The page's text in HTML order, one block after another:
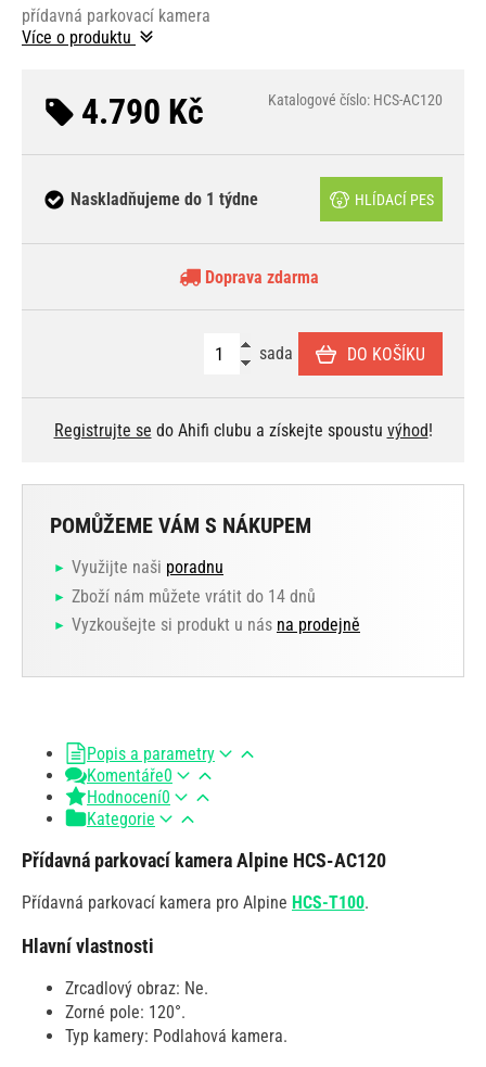
přídavná parkovací kamera
Více o produktu
4.790 Kč Katalogové číslo: HCS-AC120
Naskladňujeme do 1 týdne HLÍDACÍ PES
Doprava zdarma
sada DO KOŠÍKU
Registrujte se do Ahifi clubu a získejte spoustu výhod!
POMŮŽEME VÁM S NÁKUPEM
Využijte naši poradnu
Zboží nám můžete vrátit do 14 dnů
Vyzkoušejte si produkt u nás na prodejně
Popis a parametry
Komentáře0
Hodnocení0
Kategorie
Přídavná parkovací kamera Alpine HCS-AC120
Přídavná parkovací kamera pro Alpine HCS-T100.
Hlavní vlastnosti
Zrcadlový obraz: Ne.
Zorné pole: 120°.
Typ kamery: Podlahová kamera.